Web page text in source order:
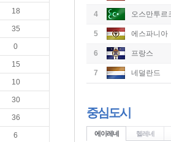
18
35
0
15
10
30
36
6
4 오스만투르
5 에스파니아
6 프랑스
7 네덜란드
중심도시
에이레네 헬레네